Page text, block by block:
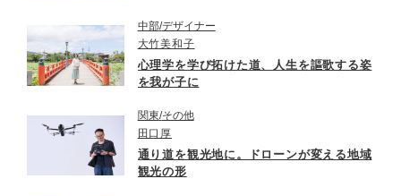
中部 デザイナー
大竹美和子
心理学を学び拓けた道、人生を謳歌する姿
を我が子に
関東 その他
田口厚
通り道を観光地に。ドローンが変える地域
観光の形